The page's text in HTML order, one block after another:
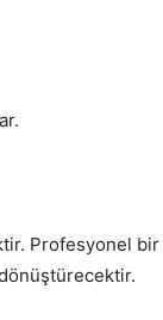
Profesyonel bir